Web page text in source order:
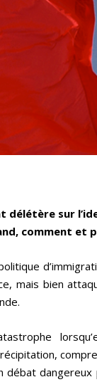
délétère sur
comment et
mais bien
débat dangereux